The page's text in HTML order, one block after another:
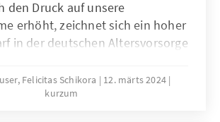
den Druck auf unsere
erhöht, zeichnet sich ein hoher
in der deutschen Altersvorsorge
laut Gesetzentwurf der
modernisieren, sodass sie
Felicitas Schikora
12. märts 2024
kurzum